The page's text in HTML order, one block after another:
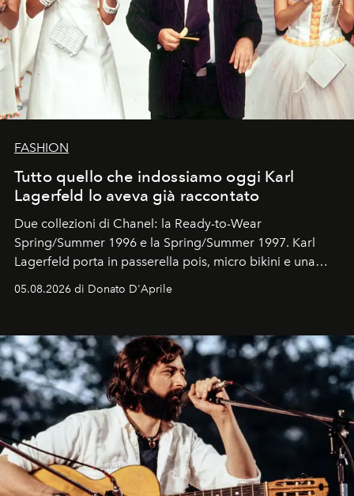
FASHION
Tutto quello che indossiamo oggi Karl
Lagerfeld lo aveva già raccontato
Due collezioni di Chanel: la Ready-to-Wear
Spring/Summer 1996 e la Spring/Summer 1997. Karl
Lagerfeld porta in passerella pois, micro bikini e una
logomania pensata per la spiaggia
Kate, Claudia e Carla una dietro l'altra. Trent'anni dopo,
uno dei documenti più contemporanei che abbiamo.
05.08.2026 di Donato D'Aprile